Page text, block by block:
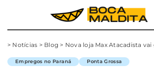
> Notícias > Blog > Nova loja Max Atacadista vai gerar 250 vagas
Empregos no Paraná Ponta Grossa